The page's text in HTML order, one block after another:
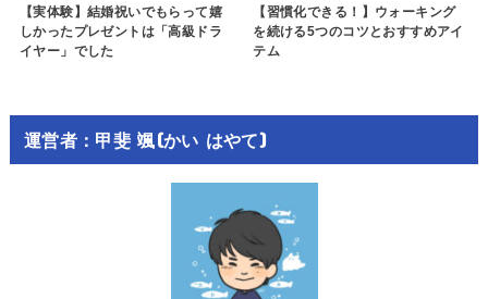
【実体験】結婚祝いでもらって嬉
しかったプレゼントは「高級ドラ
イヤー」でした
【習慣化できる！】ウォーキング
を続ける5つのコツとおすすめアイ
テム
運営者：甲斐 颯(かい はやて)